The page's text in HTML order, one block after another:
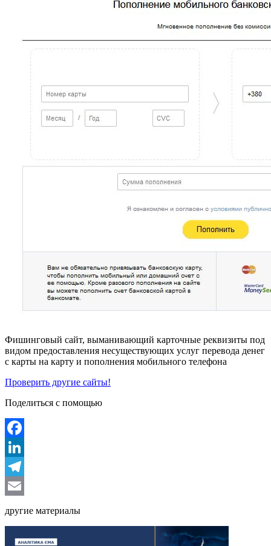
Фишинговый сайт, выманивающий карточные реквизиты под
видом предоставления несуществующих услуг перевода денег
с карты на карту и пополнения мобильного телефона
Проверить другие сайты!
Поделиться с помощью
Facebook
LinkedIn
Telegram
другие материалы